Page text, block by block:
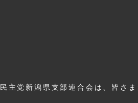
主党新潟県支部連合会は、皆さ